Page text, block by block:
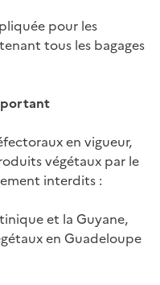
pour les
tous les bagages
en vigueur,
végétaux par le
interdits :
et la Guyane,
en Guadeloupe